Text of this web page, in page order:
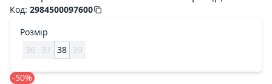
Код: 2984500097600
Розмір
36
37 38 39
-50%